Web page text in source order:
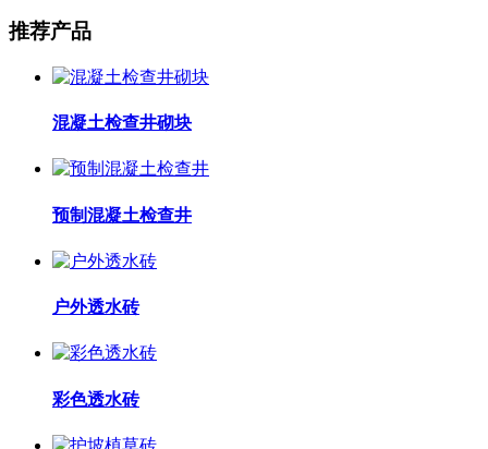
推荐产品
混凝土检查井砌块
预制混凝土检查井
户外透水砖
彩色透水砖